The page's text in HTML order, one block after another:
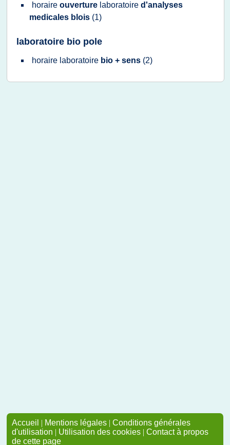
horaire ouverture laboratoire d'analyses
medicales blois (1)
laboratoire bio pole
horaire laboratoire bio + sens (2)
Accueil | Mentions légales | Conditions générales
d'utilisation | Utilisation des cookies | Contact à propos
de cette page